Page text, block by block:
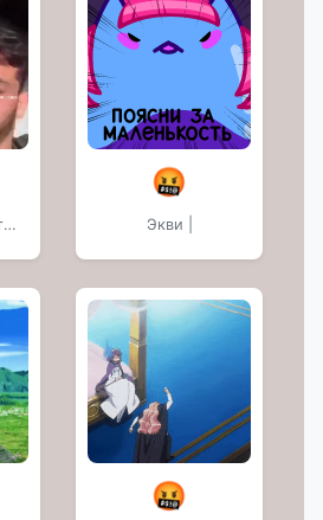
Больше стиков тут:
🤬
Экви |
🤬